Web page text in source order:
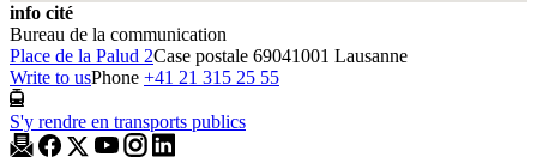
info cité
Bureau de la communication
Place de la Palud 2Case postale 69041001 Lausanne
Write to usPhone +41 21 315 25 55
S'y rendre en transports publics